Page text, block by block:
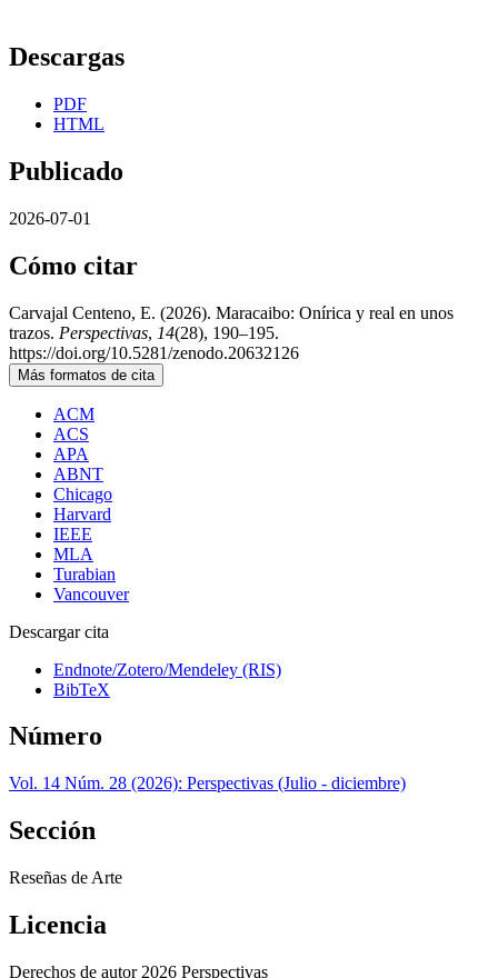
Descargas
PDF
HTML
Publicado
2026-07-01
Cómo citar
Carvajal Centeno, E. (2026). Maracaibo: Onírica y real en unos
trazos. Perspectivas, 14(28), 190–195.
https://doi.org/10.5281/zenodo.20632126
Más formatos de cita
ACM
ACS
APA
ABNT
Chicago
Harvard
IEEE
MLA
Turabian
Vancouver
Descargar cita
Endnote/Zotero/Mendeley (RIS)
BibTeX
Número
Vol. 14 Núm. 28 (2026): Perspectivas (Julio - diciembre)
Sección
Reseñas de Arte
Licencia
Derechos de autor 2026 Perspectivas